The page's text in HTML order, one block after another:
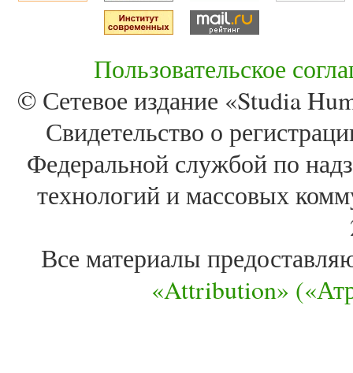
Пользовательское
© Сетевое издание «Studia
Свидетельство о
Федеральной службой по
технологий и массовых
Все материалы
«Attribution»